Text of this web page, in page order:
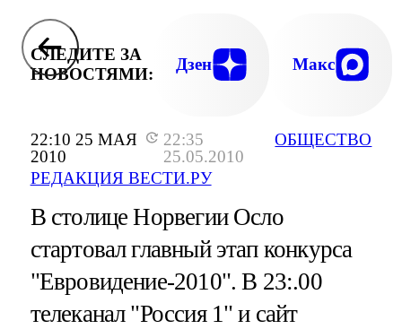
22:10 25 МАЯ
2010
22:35
25.05.2010
РЕДАКЦИЯ ВЕСТИ.РУ
ОБЩЕСТВО
СЛЕДИТЕ ЗА
НОВОСТЯМИ:
Дзен Макс
В столице Норвегии Осло
стартовал главный этап конкурса
"Евровидение-2010". В 23:.00
телеканал "Россия 1" и сайт